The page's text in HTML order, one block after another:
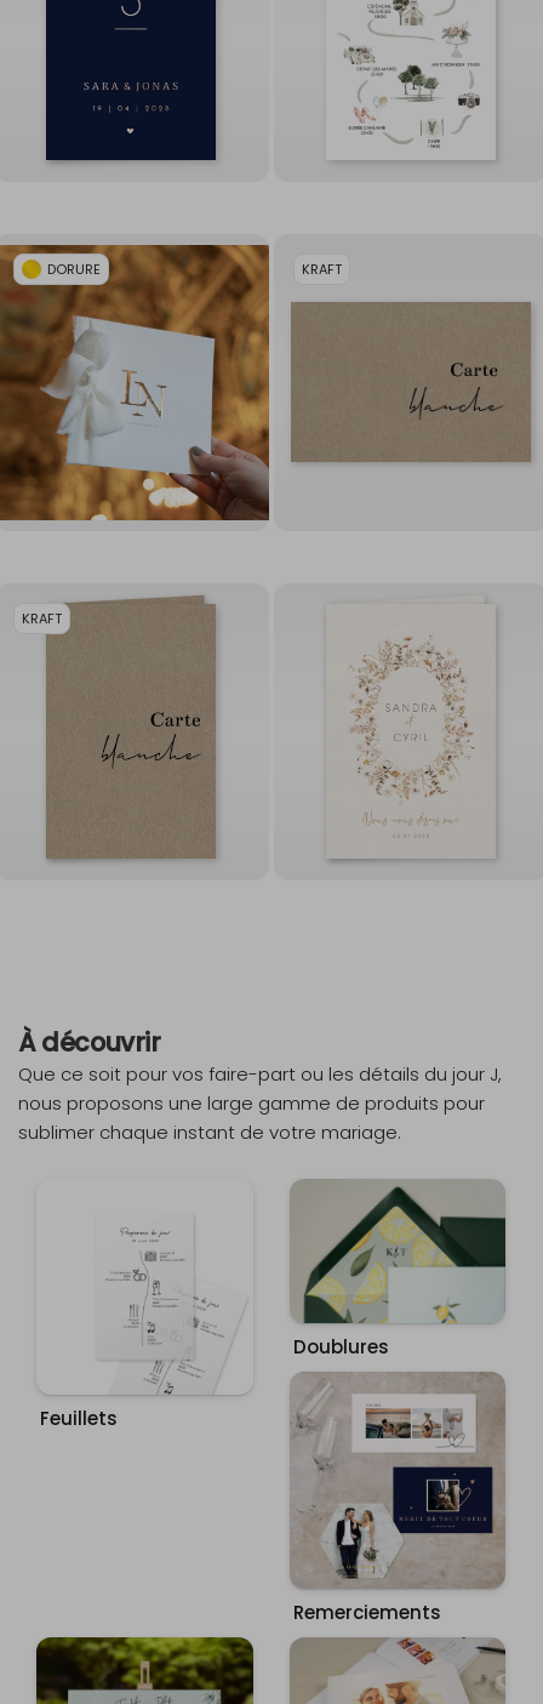
DORURE KRAFT
KRAFT
À découvrir
Que ce soit pour vos faire-part ou les détails du jour J,
nous proposons une large gamme de produits pour
sublimer chaque instant de votre mariage.
Feuillets
Doublures
Remerciements